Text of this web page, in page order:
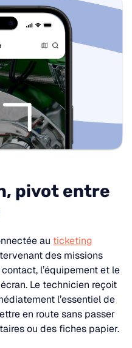
pivot entre
au ticketing
des missions
l’équipement et le
Le technicien reçoit
l’essentiel de
en route sans passer
ou des fiches papier.​